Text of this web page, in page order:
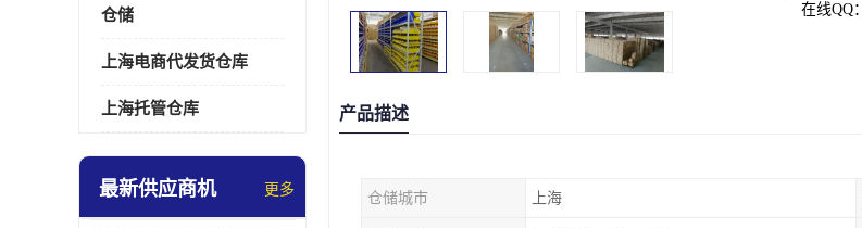
仓储
上海电商代发货仓库
上海托管仓库
最新供应商机 更多
在线QQ：
产品描述
仓储城市 上海